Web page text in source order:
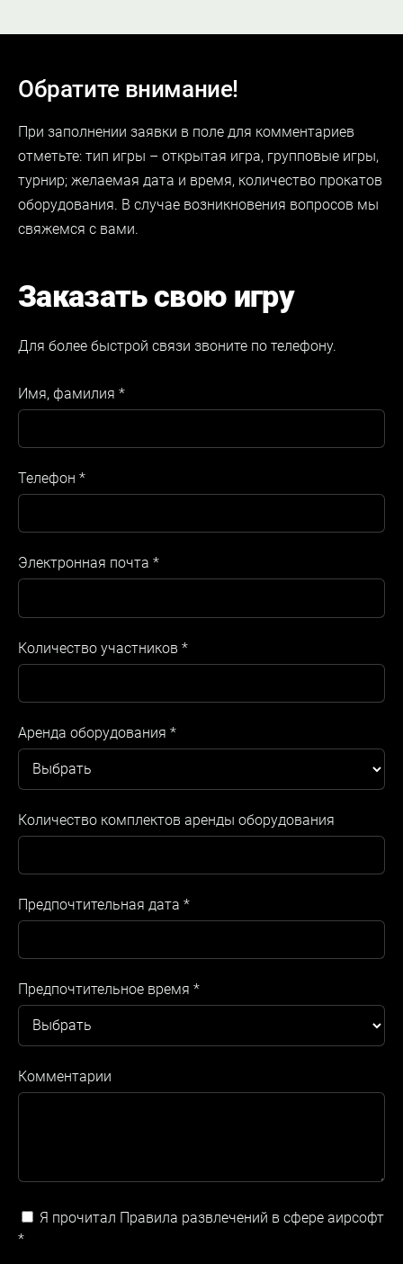
Обратите внимание!
При заполнении заявки в поле для комментариев
отметьте: тип игры – открытая игра, групповые игры,
турнир; желаемая дата и время, количество прокатов
оборудования. В случае возникновения вопросов мы
свяжемся с вами.
Заказать свою игру
Для более быстрой связи звоните по телефону.
Имя, фамилия *
Телефон *
Электронная почта *
Количество участников *
Аренда оборудования *
Количество комплектов аренды оборудования
Предпочтительная дата *
Предпочтительное время *
Комментарии
Я прочитал Правила развлечений в сфере аирсофт
*